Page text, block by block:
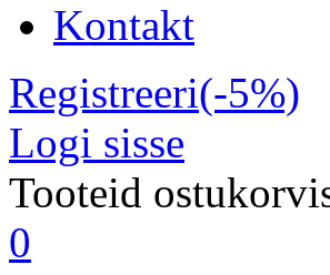
Kontakt
Registreeri(-5%)
Logi sisse
Tooteid
0